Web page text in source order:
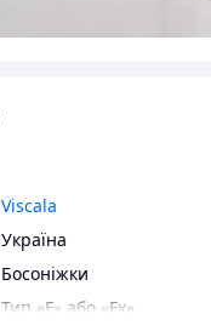
Viscala
Україна
Босоніжки
Тип «F» або «Fx»